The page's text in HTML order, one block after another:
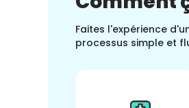
Faites l'expérience
processus simple et